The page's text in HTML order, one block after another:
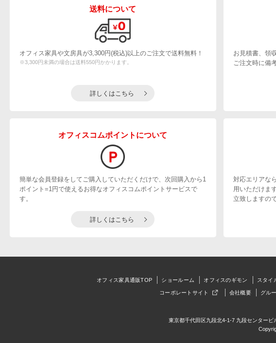
送料について
オフィス家具や文房具が3,300円(税込)以上のご注文で送料無料！
※3,300円未満の場合は送料550円かかります。
詳しくはこちら
お見積書、領
ご注文時に備
オフィスコムポイントについて
簡単な会員登録をしてご購入していただくだけで、次回購入から1
ポイント=1円で使えるお得なオフィスコムポイントサービスで
す。
詳しくはこちら
対応エリアな
用いただけま
立致しますの
オフィス家具通販TOP ショールーム オフィスのギモン スタイ
コーポレートサイト 会社概要 グル
東京都千代田区九段北4-1-7 九段センター